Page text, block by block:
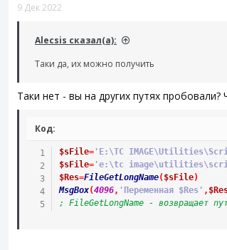
9 Дек 2022
Alecsis сказал(а):
Таки да, их можно получить
Таки нет - вы на других путях
Код:
$sFile='E:\TC
$sFile='e:\tc
$Res=FileGetLongName( $sFile)
MsgBox(4096, 'Переменная $Res' ,
; FileGetLongName -